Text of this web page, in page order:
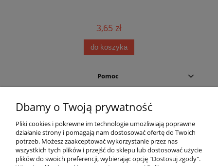
3,65 zł
do koszyka
Pomoc
Płatności i dostawa
Informacje
Dbamy o Twoją prywatność
Pliki cookies i pokrewne im technologie umożliwiają poprawne
działanie strony i pomagają nam dostosować ofertę do Twoich
potrzeb. Możesz zaakceptować wykorzystanie przez nas
wszystkich tych plików i przejść do sklepu lub dostosować użycie
plików do swoich preferencji, wybierając opcję "Dostosuj zgody".